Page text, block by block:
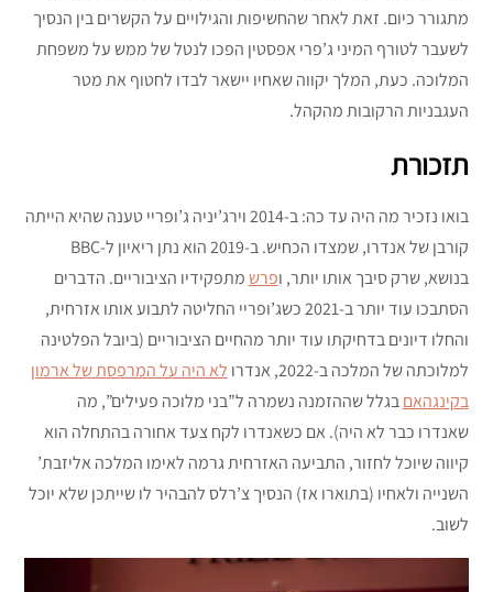
מתגורר כיום. זאת לאחר שהחשיפות והגילויים על הקשרים בין הנסיך
לשעבר לטורף המיני ג’פרי אפסטין הפכו לנטל של ממש על משפחת
המלוכה. כעת, המלך יקווה שאחיו יישאר לבדו לחטוף את מטר
העגבניות הרקובות מהקהל.
תזכורת
בואו נזכיר מה היה עד כה: ב-2014 וירג’יניה ג’ופריי טענה שהיא הייתה
קורבן של אנדרו, שמצדו הכחיש. ב-2019 הוא נתן ריאיון ל-BBC
בנושא, שרק סיבך אותו יותר, ופרשמתפקידיו הציבוריים. הדברים
הסתבכו עוד יותר ב-2021 כשג’ופריי החליטה לתבוע אותו אזרחית,
והחלו דיונים בדחיקתו עוד יותר מהחיים הציבוריים (ביובל הפלטינה
למלוכתה של המלכה ב-2022, אנדרו
לא היה על המרפסת של ארמון
בקינגהאםבגלל שההזמנה נשמרה ל”בני מלוכה פעילים”, מה
שאנדרו כבר לא היה). אם כשאנדרו לקח צעד אחורה בהתחלה הוא
קיווה שיוכל לחזור, התביעה האזרחית גרמה לאימו המלכה אליזבת’
השנייה ולאחיו (בתוארו אז) הנסיך צ’רלס להבהיר לו שייתכן שלא יוכל
לשוב.